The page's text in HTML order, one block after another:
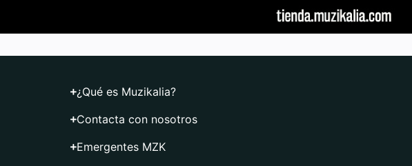
¿Qué es Muzikalia?
Contacta con nosotros
Emergentes MZK